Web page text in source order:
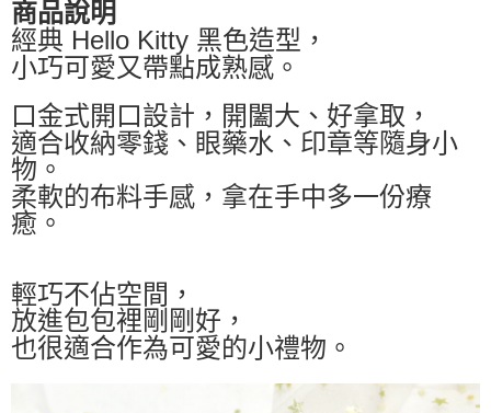
商品說明
經典 Hello Kitty 黑色造型，
小巧可愛又帶點成熟感。
口金式開口設計，開闔大、好拿取，
適合收納零錢、眼藥水、印章等隨身小
物。
柔軟的布料手感，拿在手中多一份療
癒。
輕巧不佔空間，
放進包包裡剛剛好，
也很適合作為可愛的小禮物。